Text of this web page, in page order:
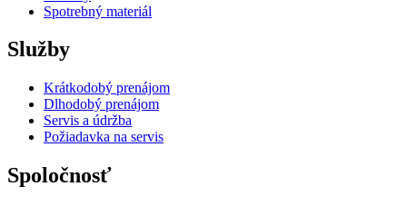
Spotrebný materiál
Služby
Krátkodobý prenájom
Dlhodobý prenájom
Servis a údržba
Požiadavka na servis
Spoločnosť